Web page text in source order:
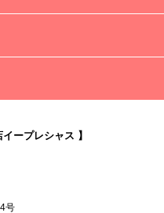
ープレシャス 】
号